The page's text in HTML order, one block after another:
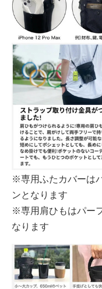
※専用ふたカバーは
ンとなります
※専用肩ひもはパー
なります